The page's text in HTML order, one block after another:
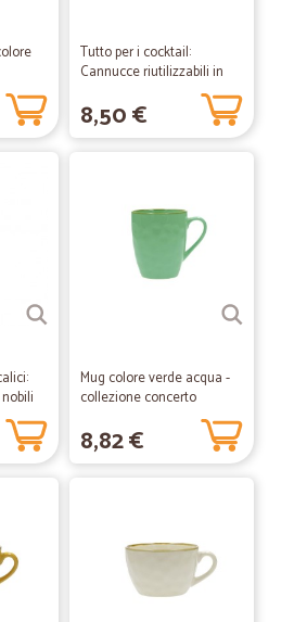
Tutto per i cocktail:
Cannucce riutilizzabili in
8,50 €
Mug colore verde acqua -
collezione concerto
8,82 €